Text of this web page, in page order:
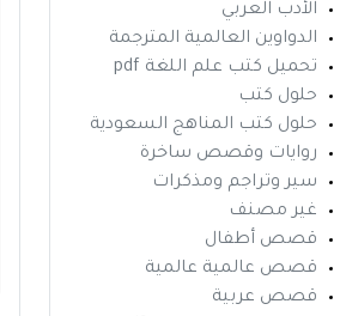
الأدب العربي
الدواوين العالمية المترجمة
تحميل كتب علم اللغة pdf
حلول كتب
حلول كتب المناهج السعودية
روايات وقصص ساخرة
سير وتراجم ومذكرات
غير مصنف
قصص أطفال
قصص عالمية عالمية
قصص عربية